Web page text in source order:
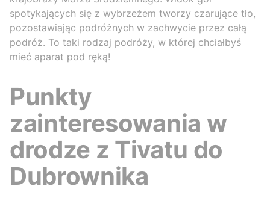
spotykających się z wybrzeżem tworzy czarujące tło,
pozostawiając podróżnych w zachwycie przez całą
podróż. To taki rodzaj podróży, w której chciałbyś
mieć aparat pod ręką!
Punkty
zainteresowania w
drodze z Tivatu do
Dubrownika